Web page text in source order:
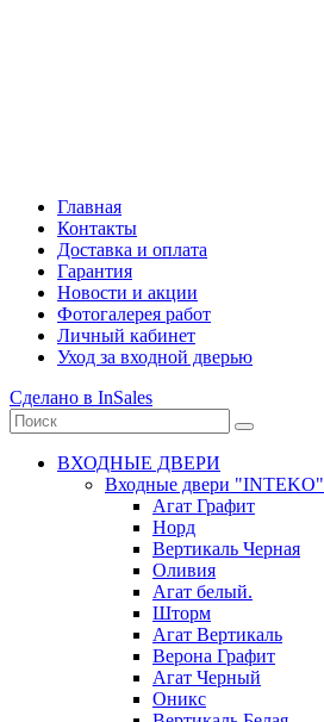
Главная
Контакты
Доставка и оплата
Гарантия
Новости и акции
Фотогалерея работ
Личный кабинет
Уход за входной дверью
Сделано в InSales
ВХОДНЫЕ ДВЕРИ
Входные двери "INTEKO"
Агат Графит
Норд
Вертикаль Черная
Оливия
Агат белый.
Шторм
Агат Вертикаль
Верона Графит
Агат Черный
Оникс